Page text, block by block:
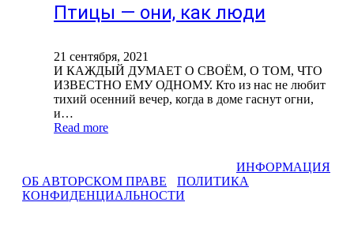
Птицы — они, как люди
21 сентября, 2021
И КАЖДЫЙ ДУМАЕТ О СВОЁМ, О ТОМ, ЧТО
ИЗВЕСТНО ЕМУ ОДНОМУ. Кто из нас не любит
тихий осенний вечер, когда в доме гаснут огни,
и…
Read more
ИНФОРМАЦИЯ
ОБ АВТОРСКОМ ПРАВЕ
ПОЛИТИКА
КОНФИДЕНЦИАЛЬНОСТИ